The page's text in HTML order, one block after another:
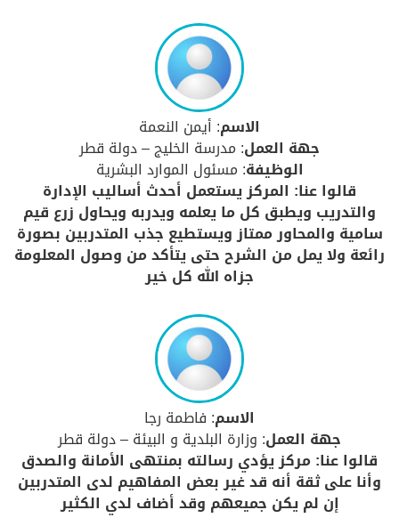
الاسم: أيمن النعمة
جهة العمل: مدرسة الخليج – دولة قطر
الوظيفة: مسئول الموارد البشرية
قالوا عنا: المركز يستعمل أحدث أساليب الإدارة
والتدريب ويطبق كل ما يعلمه ويدربه ويحاول زرع قيم
سامية والمحاور ممتاز ويستطيع جذب المتدربين بصورة
رائعة ولا يمل من الشرح حتى يتأكد من وصول المعلومة
جزاه الله كل خير
الاسم: فاطمة رجا
جهة العمل: وزارة البلدية و البيئة – دولة قطر
قالوا عنا: مركز يؤدي رسالته بمنتهى الأمانة والصدق
وأنا على ثقة أنه قد غير بعض المفاهيم لدى المتدربين
إن لم يكن جميعهم وقد أضاف لدي الكثير